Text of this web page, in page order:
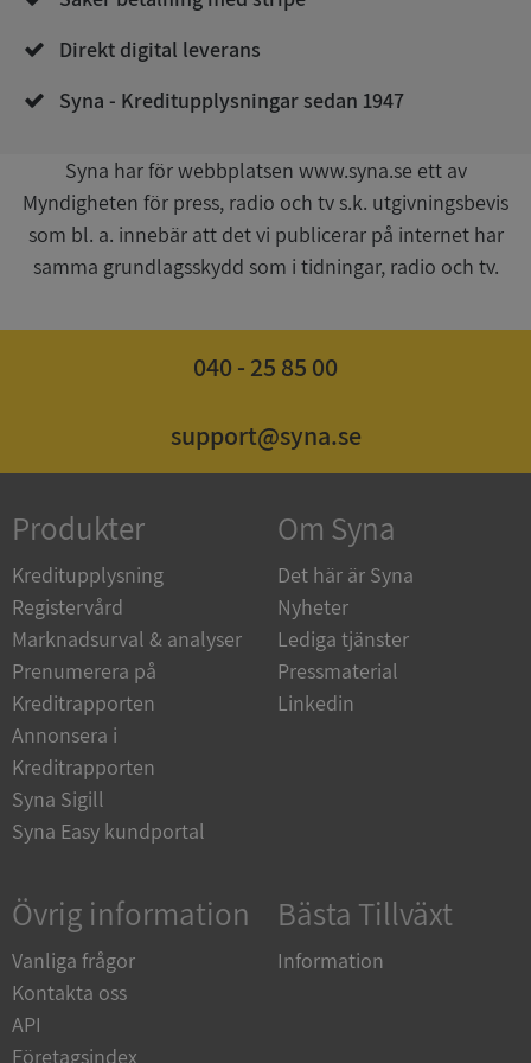
Direkt digital leverans
Syna - Kreditupplysningar sedan 1947
Syna har för webbplatsen www.syna.se ett av
Myndigheten för press, radio och tv s.k. utgivningsbevis
som bl. a. innebär att det vi publicerar på internet har
samma grundlagsskydd som i tidningar, radio och tv.
040 - 25 85 00
support@syna.se
Produkter
Kreditupplysning
Registervård
Marknadsurval & analyser
Prenumerera på
Kreditrapporten
Annonsera i
Kreditrapporten
Syna Sigill
Syna Easy kundportal
Om Syna
Det här är Syna
Nyheter
Lediga tjänster
Pressmaterial
Linkedin
Övrig information
Vanliga frågor
Kontakta oss
API
Företagsindex
Bästa Tillväxt
Information
VISITOR_PRIVACY_METADATA
YouTube
.youtube.com
5 månader
4 veckor
Corporation
de.syna.se
ARRAffinity
Corporation
__RequestVerificationToken
Microsoft
Corporation
Google
Privacy Policy